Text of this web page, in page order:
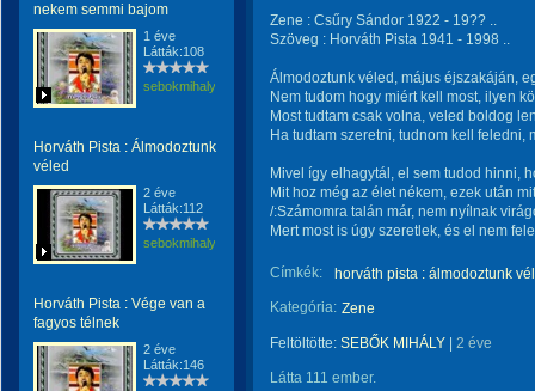
nekem semmi bajom
1 éve
Látták:108
sebokmihaly1961
Horváth Pista : Álmodoztunk
véled
2 éve
Látták:112
sebokmihaly1961
Horváth Pista : Vége van a
fagyos télnek
2 éve
Látták:146
Zene : Csűry Sándor 1922 - 19?? ..
Szöveg : Horváth Pista 1941 - 1998 ..
Álmodoztunk véled, május éjszakáján,
Nem tudom hogy miért kell most, ilyen
Most tudtam csak volna, veled boldog
Ha tudtam szeretni, tudnom kell feledni,
Mivel így elhagytál, el sem tudod hinni,
Mit hoz még az élet nékem, ezek után
/:Számomra talán már, nem nyílnak
Mert most is úgy szeretlek, és el nem
Címkék:
horváth pista : álmodoztunk
Kategória: Zene
Feltöltötte: SEBŐK MIHÁLY 2 éve
Látta 111 ember.